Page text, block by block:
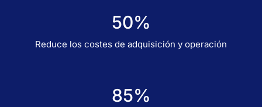
50%
Reduce los costes de adquisición y operación
85%